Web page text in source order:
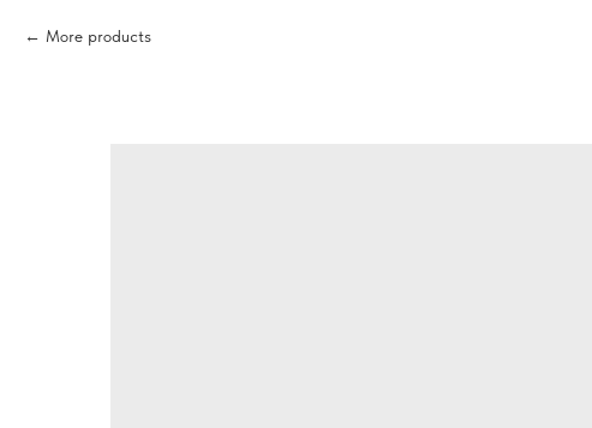
More products